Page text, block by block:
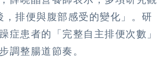
排便與腹部感受的變化」。研
症患者的「完整自主排便次數」
調整腸道節奏。